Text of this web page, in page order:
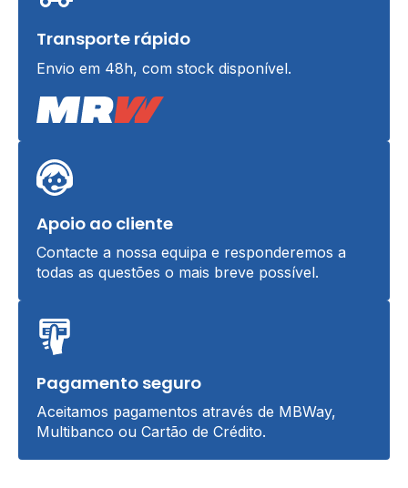
Transporte rápido
Envio em 48h, com stock disponível.
Apoio ao cliente
Contacte a nossa equipa e responderemos a
todas as questões o mais breve possível.
Pagamento seguro
Aceitamos pagamentos através de MBWay,
Multibanco ou Cartão de Crédito.